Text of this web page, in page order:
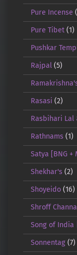
Pure Incense
Pure Tibet(1)
Pushkar
Rajpal(5)
Rasasi (2)
Rasbihari Lal
Rathnams(1)
Satya [BNG +
Shekhar's(2)
Shoyeido(16)
Shroff
Song of India
Sonnentag(7)